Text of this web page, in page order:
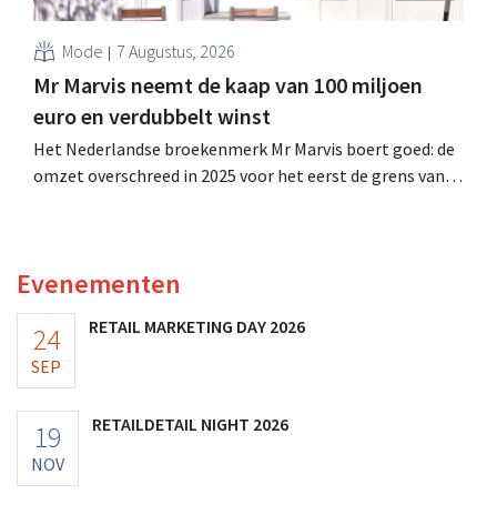
Mode 7 Augustus, 2026
Mr Marvis neemt de kaap van 100 miljoen
euro en verdubbelt winst
Het Nederlandse broekenmerk Mr Marvis boert goed: de
omzet overschreed in 2025 voor het eerst de grens van
Evenementen
24
SEP
RETAIL MARKETING DAY 2026
19
NOV
RETAILDETAIL NIGHT 2026